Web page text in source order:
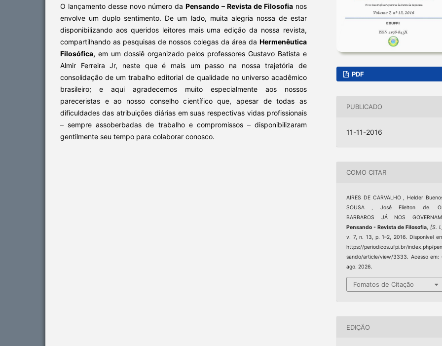
O lançamento desse novo número da Pensando – Revista de Filosofia nos
envolve um duplo sentimento. De um lado, muita alegria nossa de estar
disponibilizando aos queridos leitores mais uma edição da nossa revista,
compartilhando as pesquisas de nossos colegas da área da Hermenêutica
Filosófica, em um dossiê organizado pelos professores Gustavo Batista e
Almir Ferreira Jr, neste que é mais um passo na nossa trajetória de
consolidação de um trabalho editorial de qualidade no universo acadêmico
brasileiro; e aqui agradecemos muito especialmente aos nossos
pareceristas e ao nosso conselho científico que, apesar de todas as
dificuldades das atribuições diárias em suas respectivas vidas profissionais
– sempre assoberbadas de trabalho e compromissos – disponibilizaram
gentilmente seu tempo para colaborar conosco.
PDF
PUBLICADO
11-11-2016
COMO CITAR
AIRES DE CARVALHO , Helder
SOUSA , José Elielton de.
BARBAROS JÁ NOS
Pensando - Revista de Filosofia, [S.
v. 7, n. 13, p. 1–2, 2016. Disponível
https://periodicos.ufpi.br/index.php/pen
sando/article/view/3333. Acesso em:
ago. 2026.
Fomatos de Citação
EDIÇÃO